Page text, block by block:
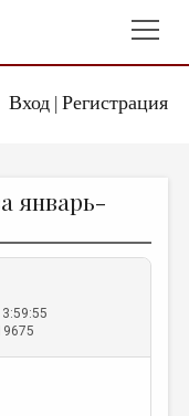
Вход| Регистрация
январь-